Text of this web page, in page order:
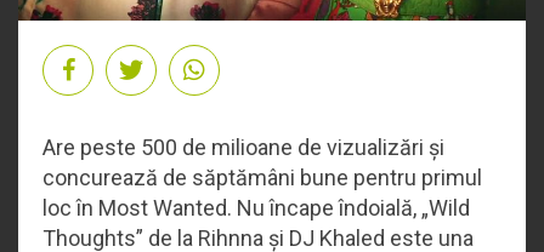
Are peste 500 de milioane de vizualizări și
concurează de săptămâni bune pentru primul
loc în Most Wanted. Nu încape îndoială, „Wild
Thoughts” de la Rihnna și DJ Khaled este una